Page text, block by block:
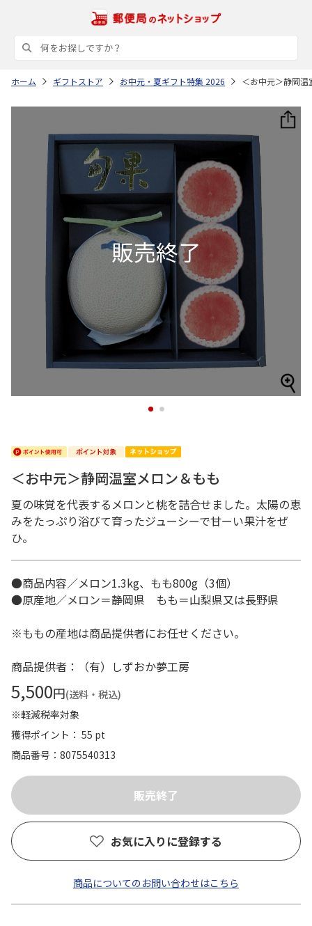
ホーム ギフトストア お中元・夏ギフト特集 2026 ＜お中元＞静岡温
1 2
＜お中元＞静岡温室メロン＆もも
夏の味覚を代表するメロンと桃を詰合せました。太陽の恵
みをたっぷり浴びて育ったジューシーで甘ーい果汁をぜ
ひ。
●商品内容／メロン1.3kg、もも800g（3個）
●原産地／メロン＝静岡県 もも＝山梨県又は長野県
※ももの産地は商品提供者にお任せください。
商品提供者：（有）しずおか夢工房
5,500円(送料・税込)
※軽減税率対象
獲得ポイント： 55 pt
商品番号
8075540313
お気に入りに登録する
商品についてのお問い合わせはこちら